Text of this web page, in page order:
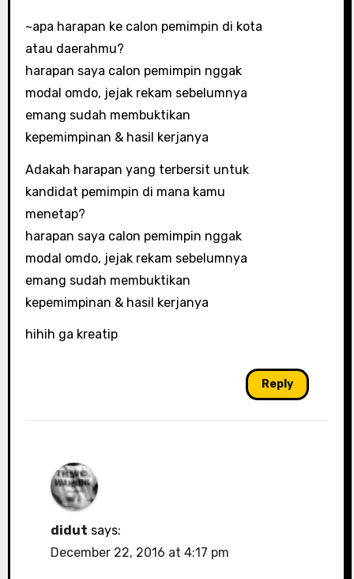
~apa harapan ke calon pemimpin di kota
atau daerahmu?
harapan saya calon pemimpin nggak
modal omdo, jejak rekam sebelumnya
emang sudah membuktikan
kepemimpinan & hasil kerjanya
Adakah harapan yang terbersit untuk
kandidat pemimpin di mana kamu
menetap?
harapan saya calon pemimpin nggak
modal omdo, jejak rekam sebelumnya
emang sudah membuktikan
kepemimpinan & hasil kerjanya
hihih ga kreatip
Reply
didut says:
December 22, 2016 at 4:17 pm